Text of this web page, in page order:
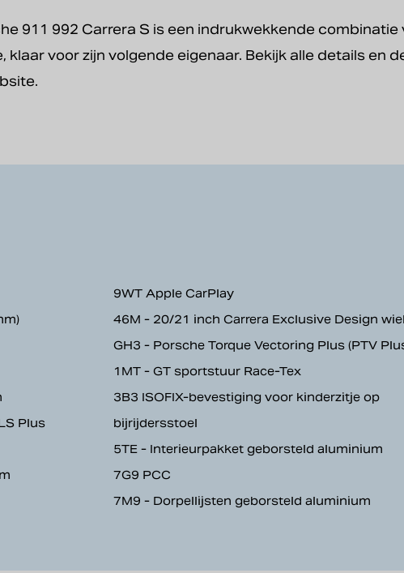
911 992 Carrera S is een indrukwekkende combinatie
klaar voor zijn volgende eigenaar. Bekijk alle details en
Plus
9WT Apple CarPlay
46M - 20/21 inch Carrera Exclusive Design wiel
GH3 - Porsche Torque Vectoring Plus (PTV
1MT - GT sportstuur Race-Tex
3B3 ISOFIX-bevestiging voor kinderzitje op
bijrijdersstoel
5TE - Interieurpakket geborsteld aluminium
7G9 PCC
7M9 - Dorpellijsten geborsteld aluminium